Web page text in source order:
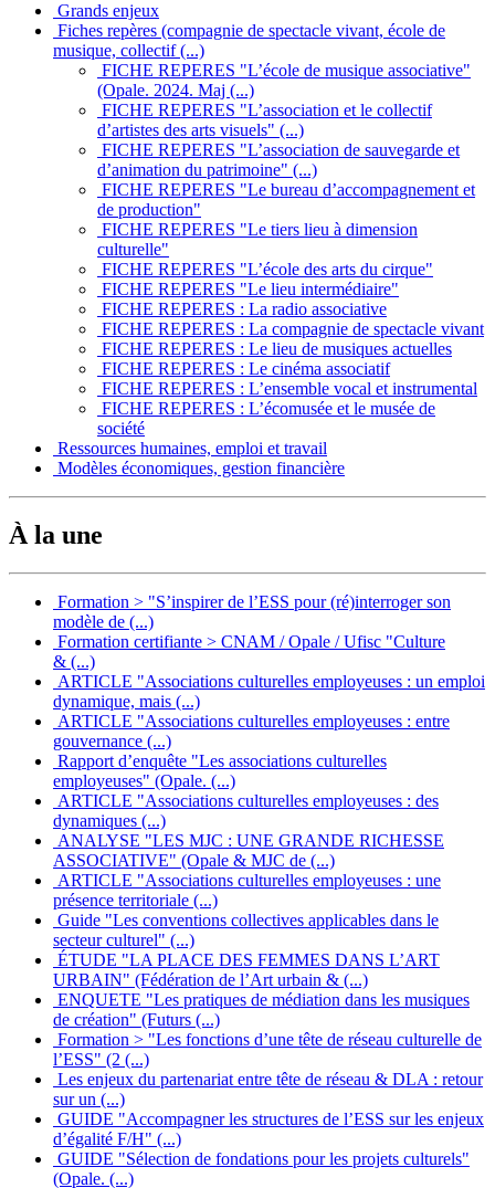
Grands enjeux
Fiches repères (compagnie de spectacle vivant, école de
musique, collectif (...)
FICHE REPERES "L’école de musique associative"
(Opale. 2024. Maj (...)
FICHE REPERES "L’association et le collectif
d’artistes des arts visuels" (...)
FICHE REPERES "L’association de sauvegarde et
d’animation du patrimoine" (...)
FICHE REPERES "Le bureau d’accompagnement et
de production"
FICHE REPERES "Le tiers lieu à dimension
culturelle"
FICHE REPERES "L’école des arts du cirque"
FICHE REPERES "Le lieu intermédiaire"
FICHE REPERES : La radio associative
FICHE REPERES : La compagnie de spectacle vivant
FICHE REPERES : Le lieu de musiques actuelles
FICHE REPERES : Le cinéma associatif
FICHE REPERES : L’ensemble vocal et instrumental
FICHE REPERES : L’écomusée et le musée de
société
Ressources humaines, emploi et travail
Modèles économiques, gestion financière
À la une
Formation > "S’inspirer de l’ESS pour (ré)interroger son
modèle de (...)
Formation certifiante > CNAM / Opale / Ufisc "Culture
& (...)
ARTICLE "Associations culturelles employeuses : un emploi
dynamique, mais (...)
ARTICLE "Associations culturelles employeuses : entre
gouvernance (...)
Rapport d’enquête "Les associations culturelles
employeuses" (Opale. (...)
ARTICLE "Associations culturelles employeuses : des
dynamiques (...)
ANALYSE "LES MJC : UNE GRANDE RICHESSE
ASSOCIATIVE" (Opale & MJC de (...)
ARTICLE "Associations culturelles employeuses : une
présence territoriale (...)
Guide "Les conventions collectives applicables dans le
secteur culturel" (...)
ÉTUDE "LA PLACE DES FEMMES DANS L’ART
URBAIN" (Fédération de l’Art urbain & (...)
ENQUETE "Les pratiques de médiation dans les musiques
de création" (Futurs (...)
Formation > "Les fonctions d’une tête de réseau culturelle de
l’ESS" (2 (...)
Les enjeux du partenariat entre tête de réseau & DLA : retour
sur un (...)
GUIDE "Accompagner les structures de l’ESS sur les enjeux
d’égalité F/H" (...)
GUIDE "Sélection de fondations pour les projets culturels"
(Opale. (...)